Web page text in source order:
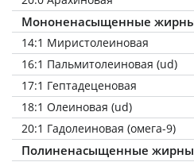
Мононенасыщенные
14:1 Миристолеиновая
16:1 Пальмитолеиновая (ud)
17:1 Гептадеценовая
18:1 Олеиновая (ud)
20:1 Гадолеиновая (омега-9)
Полиненасыщенные